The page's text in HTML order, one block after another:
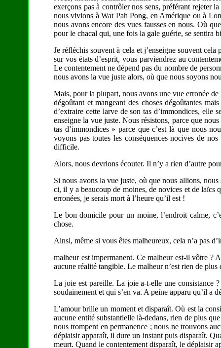
exerçons pas à contrôler nos sens, préférant rejeter
nous vivions à Wat Pah Pong, en Amérique ou à
nous avons encore des vues fausses en nous. Où
pour le chacal qui, une fois la gale guérie, se sentira
Je réfléchis souvent à cela et j’enseigne souvent
sur vos états d’esprit, vous parviendrez au
Le contentement ne dépend pas du nombre de
nous avons la vue juste alors, où que nous soyons
Mais, pour la plupart, nous avons une vue erronée
dégoûtant et mangeant des choses dégoûtantes
d’extraire cette larve de son tas d’immondices, elle
enseigne la vue juste. Nous résistons, parce que
tas d’immondices » parce que c’est là que nous
voyons pas toutes les conséquences nocives de
difficile.
Alors, nous devrions écouter. Il n’y a rien d’autre
Si nous avons la vue juste, où que nous allions,
ci, il y a beaucoup de moines, de novices et de laïcs
erronées, je serais mort à l’heure qu’il est !
Le bon domicile pour un moine, l’endroit calme,
chose.
Ainsi, même si vous êtes malheureux, cela n’a pas
malheur est impermanent. Ce malheur est-il vôtre ?
aucune réalité tangible. Le malheur n’est rien de
La joie est pareille. La joie a-t-elle une consistance
soudainement et qui s’en va. A peine apparu qu’il a
L’amour brille un moment et disparaît. Où est la
aucune entité substantielle là-dedans, rien de plus
nous trompent en permanence ; nous ne trouvons
déplaisir apparaît, il dure un instant puis disparaît.
meurt. Quand le contentement disparaît, le déplaisir